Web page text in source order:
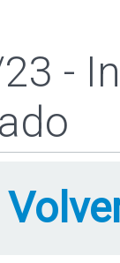
-